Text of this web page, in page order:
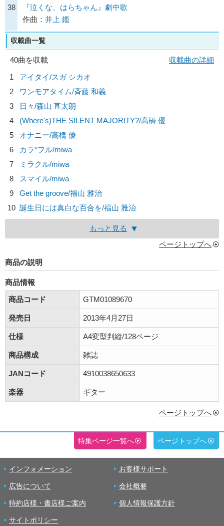
38
『泣くな、はらちゃん』劇中歌
作曲： 井上 鑑
収載曲一覧
40曲を収載
収載曲の詳細
1
アイタイ/スガ シカオ
2
ワンモアタイム/斉藤 和義
3
日々/森山 直太朗
4
(Where's)THE SILENT MAJORITY?/高橋 優
5
オナニー/高橋 優
6
カラ*フル/miwa
7
ミラクル/miwa
8
スマイル/miwa
9
Get the groove/福山 雅治
10 誕生日には真白な百合を/福山 雅治
もっと見る
ページトップへ
商品の説明
商品情報
商品コード
GTM01089670
発売日 2013年4月27日
仕様 A4変型判縦/128ページ
商品構成 雑誌
JANコード 4910038650633
楽器 ギター
ページトップへ
特集ページ一覧へ ページトップへ
インフォメーション お客様サポート
広告について 会社概要
特約店様・書店様ご案内 個人情報保護方針
サイトポリシー